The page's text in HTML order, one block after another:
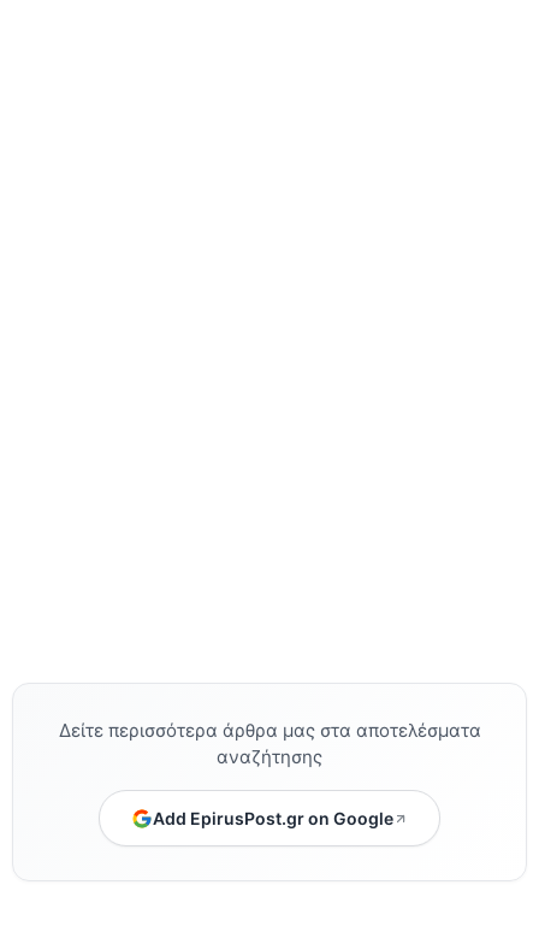
Δείτε περισσότερα άρθρα μας στα αποτελέσματα
αναζήτησης
Add EpirusPost.gr on Google